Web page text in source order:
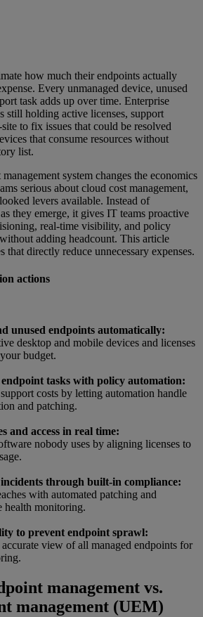
how much their endpoints actually
Every unmanaged device, unused
task adds up over time. Enterprise
still holding active licenses, support
to fix issues that could be resolved
that consume resources without
list.
system changes the economics
serious about cloud cost management,
levers available. Instead of
they emerge, it gives IT teams proactive
real-time visibility, and policy
adding headcount. This article
that directly reduce unnecessary expenses.
actions
unused endpoints automatically:
desktop and mobile devices and licenses
budget.
tasks with policy automation:
costs by letting automation handle
and patching.
and access in real time:
nobody uses by aligning licenses to
through built-in compliance:
with automated patching and
health monitoring.
to prevent endpoint sprawl:
view of all managed endpoints for
management vs.
management (UEM)